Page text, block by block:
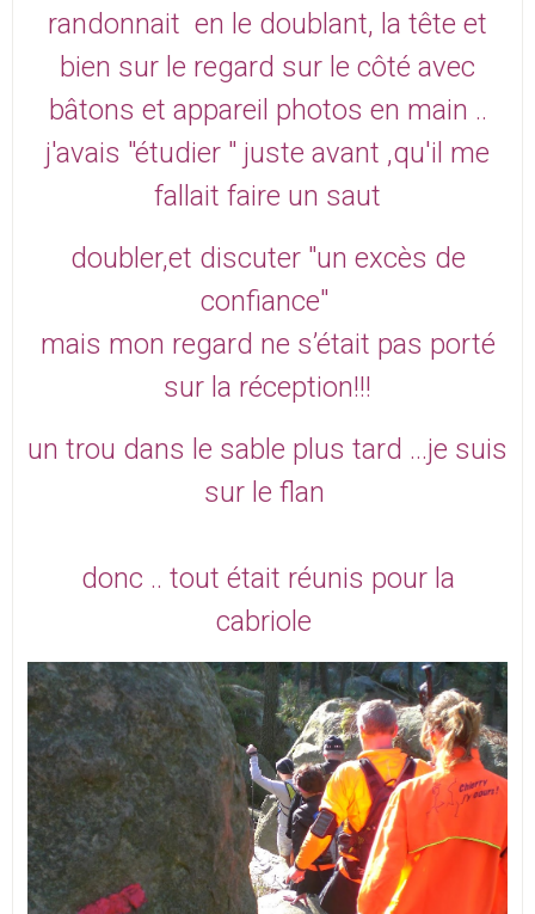
randonnait en le doublant, la tête et
bien sur le regard sur le côté avec
bâtons et appareil photos en main ..
j'avais "étudier " juste avant ,qu'il me
fallait faire un saut
doubler,et discuter "un excès de
confiance"
mais mon regard ne s’était pas porté
sur la réception!!!
un trou dans le sable plus tard ...je suis
sur le flan
donc .. tout était réunis pour la
cabriole